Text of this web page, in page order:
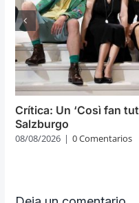
Crítica: Un ‘Così fan
Salzburgo
08/08/2026 | 0 Comentarios